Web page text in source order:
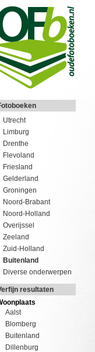
Utrecht
Limburg
Drenthe
Flevoland
Friesland
Gelderland
Groningen
Noord-Brabant
Noord-Holland
Overijssel
Zeeland
Zuid-Holland
Buitenland
Diverse onderwerpen
resultaten
Aalst
Blomberg
Buitenland
Dillenburg